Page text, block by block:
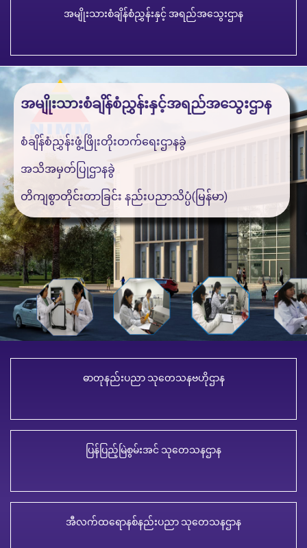
အမျိုးသားစံချိန်စံညွှန်းနှင့် အရည်အသွေးဌာန
အမျိုးသားစံချိန်စံညွှန်းနှင့်အရည်အသွေးဌာန
စံချိန်စံညွှန်းဖွံ့ဖြိုးတိုးတက်ရေးဌာနခွဲ
အသိအမှတ်ပြုဌာနခွဲ
တိကျစွာတိုင်းတာခြင်း နည်းပညာသိပ္ပံ(မြန်မာ)
ဓာတုနည်းပညာ သုတေသနဗဟိုဌာန
ပြန်ပြည့်မြဲစွမ်းအင် သုတေသနဌာန
အီလက်ထရောနစ်နည်းပညာ သုတေသနဌာန